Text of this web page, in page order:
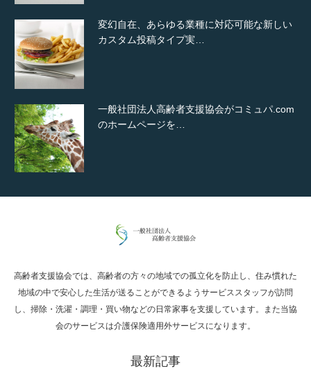
変幻自在、あらゆる業種に対応可能な新しい
カスタム投稿タイプ実…
一般社団法人高齢者支援協会がコミュパ.com
のホームページを…
通常投稿
Hello world!
究極的に実用性を重視した「フッターバー」
高齢者支援協会では、高齢者の方々の地域での孤立化を防止し、住み慣れた
地域の中で安心した生活が送ることができるようサービススタッフが訪問
し、掃除・洗濯・調理・買い物などの日常家事を支援しています。また当協
会のサービスは介護保険適用外サービスになります。
最新記事